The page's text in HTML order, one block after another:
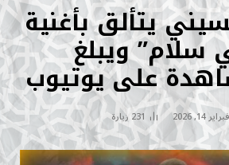
يتألق بأغنية
ويبلغ
على يوتيوب
فبراير 14, 2026 231زيارة